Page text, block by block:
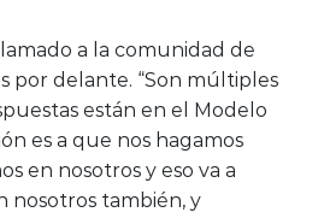
a la comunidad de
por delante. “Son múltiples
están en el Modelo
es a que nos hagamos
en nosotros y eso va a
nosotros también, y